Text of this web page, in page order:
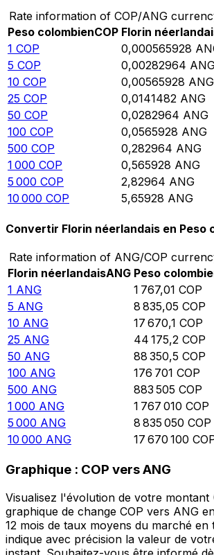
Rate information of COP/ANG
Peso colombienCOP Florin
1 COP 0,000565928
5 COP 0,00282964
10 COP 0,00565928 ANG
25 COP 0,0141482 ANG
50 COP 0,0282964 ANG
100 COP 0,0565928 ANG
500 COP 0,282964 ANG
1 000 COP 0,565928 ANG
5 000 COP 2,82964 ANG
10 000 COP 5,65928 ANG
Convertir Florin néerlandais en Peso
Rate information of ANG/COP
Florin néerlandaisANG Peso
1 ANG 1 767,01 COP
5 ANG 8 835,05 COP
10 ANG 17 670,1 COP
25 ANG 44 175,2 COP
50 ANG 88 350,5 COP
100 ANG 176 701 COP
500 ANG 883 505 COP
1 000 ANG 1 767 010 COP
5 000 ANG 8 835 050 COP
10 000 ANG 17 670 100
Graphique : COP vers ANG
Visualisez l'évolution de votre montant
graphique de change COP vers ANG
12 mois de taux moyens du marché en
indique avec précision la valeur de